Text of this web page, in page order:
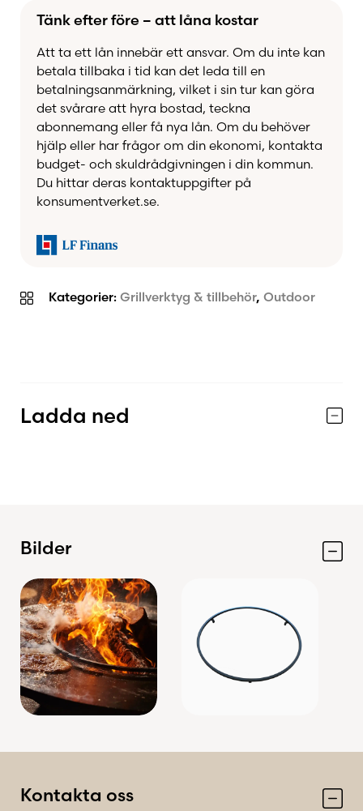
använda spateln för att rengöra ytan och
smidigt skrapa ner rester under kanten direkt i
elden.
Ett enkelt men smart tillbehör som gör stor
skillnad – perfekt för en smidigare och mer
kontrollerad matlagning på din OFYR 85.
Kategorier: Grillverktyg & tillbehör, Outdoor
Tänk efter före – att låna kostar
Att ta ett lån innebär ett ansvar. Om du inte kan
betala tillbaka i tid kan det leda till en
betalningsanmärkning, vilket i sin tur kan göra
det svårare att hyra bostad, teckna
abonnemang eller få nya lån. Om du behöver
hjälp eller har frågor om din ekonomi, kontakta
budget- och skuldrådgivningen i din kommun.
Du hittar deras kontaktuppgifter på
konsumentverket.se.
Ladda ned
Bilder
Kontakta oss